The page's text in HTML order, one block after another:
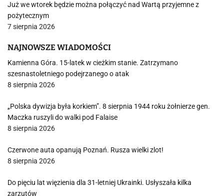
Już we wtorek będzie można połączyć nad Wartą przyjemne z
pożytecznym
7 sierpnia 2026
NAJNOWSZE WIADOMOŚCI
Kamienna Góra. 15-latek w cieżkim stanie. Zatrzymano
szesnastoletniego podejrzanego o atak
8 sierpnia 2026
„Polska dywizja była korkiem”. 8 sierpnia 1944 roku żołnierze gen.
Maczka ruszyli do walki pod Falaise
8 sierpnia 2026
Czerwone auta opanują Poznań. Rusza wielki zlot!
8 sierpnia 2026
Do pięciu lat więzienia dla 31-letniej Ukrainki. Usłyszała kilka
zarzutów